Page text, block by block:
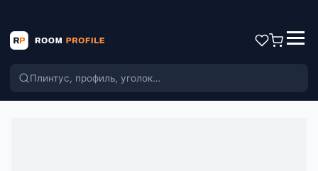
Поиск по каталогу